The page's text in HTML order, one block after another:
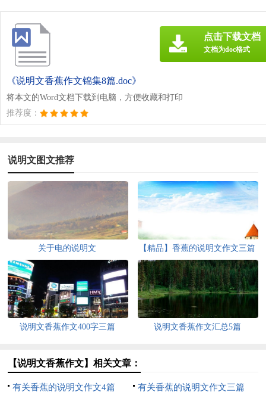
《说明文香蕉作文锦集8篇.doc》
将本文的Word文档下载到电脑，方便收藏和打印
推荐度：
点击下载文档
文档为doc格式
说明文图文推荐
关于电的说明文 【精品】香蕉的说明文作文三篇
说明文香蕉作文400字三篇 说明文香蕉作文汇总5篇
【说明文香蕉作文】相关文章：
有关香蕉的说明文作文4篇 有关香蕉的说明文作文三篇